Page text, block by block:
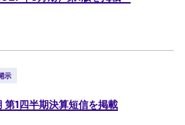
示
1四半期決算短信を掲載